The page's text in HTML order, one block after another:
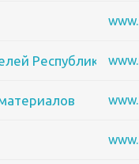
Республики